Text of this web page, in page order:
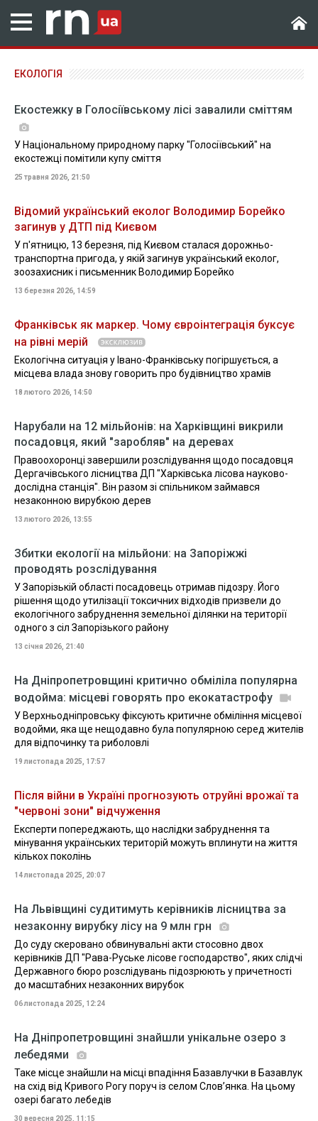
ЕКОЛОГІЯ
Екостежку в Голосіївському лісі завалили сміттям
У Національному природному парку "Голосіївський" на
екостежці помітили купу сміття
25 травня 2026, 21:50
Відомий український еколог Володимир Борейко
загинув у ДТП під Києвом
У п'ятницю, 13 березня, під Києвом сталася дорожньо-
транспортна пригода, у якій загинув український еколог,
зоозахисник і письменник Володимир Борейко
13 березня 2026, 14:59
Франківськ як маркер. Чому євроінтеграція буксує
на рівні мерій
Екологічна ситуація у Івано-Франківську погіршується, а
місцева влада знову говорить про будівництво храмів
18 лютого 2026, 14:50
Нарубали на 12 мільйонів: на Харківщині викрили
посадовця, який "заробляв" на деревах
Правоохоронці завершили розслідування щодо посадовця
Дергачівського лісництва ДП "Харківська лісова науково-
дослідна станція". Він разом зі спільником займався
незаконною вирубкою дерев
13 лютого 2026, 13:55
Збитки екології на мільйони: на Запоріжжі
проводять розслідування
У Запорізькій області посадовець отримав підозру. Його
рішення щодо утилізації токсичних відходів призвели до
екологічного забруднення земельної ділянки на території
одного з сіл Запорізького району
13 січня 2026, 21:40
На Дніпропетровщині критично обміліла популярна
водойма: місцеві говорять про екокатастрофу
У Верхньодніпровську фіксують критичне обміління місцевої
водойми, яка ще нещодавно була популярною серед жителів
для відпочинку та риболовлі
19 листопада 2025, 17:57
Після війни в Україні прогнозують отруйні врожаї та
"червоні зони" відчуження
Експерти попереджають, що наслідки забруднення та
мінування українських територій можуть вплинути на життя
кількох поколінь
14 листопада 2025, 20:07
На Львівщині судитимуть керівників лісництва за
незаконну вирубку лісу на 9 млн грн
До суду скеровано обвинувальні акти стосовно двох
керівників ДП "Рава-Руське лісове господарство", яких слідчі
Державного бюро розслідувань підозрюють у причетності
до масштабних незаконних вирубок
06 листопада 2025, 12:24
На Дніпропетровщині знайшли унікальне озеро з
лебедями
Таке місце знайшли на місці впадіння Базавлучки в Базавлук
на схід від Кривого Рогу поруч із селом Словʼянка. На цьому
озері багато лебедів
30 вересня 2025, 11:15